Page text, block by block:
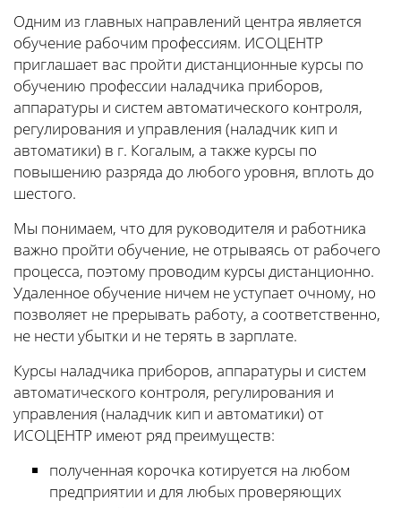
Одним из главных направлений центра является
обучение рабочим профессиям. ИСОЦЕНТР
приглашает вас пройти дистанционные курсы по
обучению профессии наладчика приборов,
аппаратуры и систем автоматического контроля,
регулирования и управления (наладчик кип и
автоматики) в г. Когалым, а также курсы по
повышению разряда до любого уровня, вплоть до
шестого.
Мы понимаем, что для руководителя и работника
важно пройти обучение, не отрываясь от рабочего
процесса, поэтому проводим курсы дистанционно.
Удаленное обучение ничем не уступает очному, но
позволяет не прерывать работу, а соответственно,
не нести убытки и не терять в зарплате.
Курсы наладчика приборов, аппаратуры и систем
автоматического контроля, регулирования и
управления (наладчик кип и автоматики) от
ИСОЦЕНТР имеют ряд преимуществ:
полученная корочка котируется на любом
предприятии и для любых проверяющих